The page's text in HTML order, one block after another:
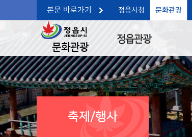
본문 바로가기 정읍시청 문화관광
문화관광
정읍관광
축제/행사